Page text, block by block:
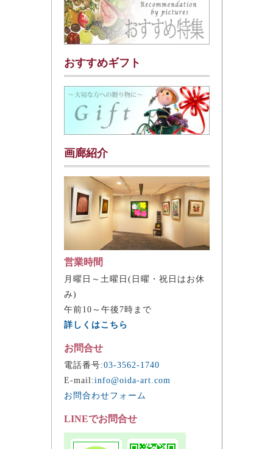
おすすめギフト
画廊紹介
営業時間
月曜日～土曜日(日曜・祝日はお休
み)
午前10～午後7時まで
詳しくはこちら
お問合せ
電話番号:03-3562-1740
E-mail:info@oida-art.com
お問合わせフォーム
LINEでお問合せ